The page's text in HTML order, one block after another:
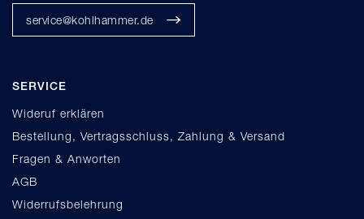
service@kohlhammer.de
SERVICE
Wideruf erklären
Bestellung, Vertragsschluss, Zahlung & Versand
Fragen & Anworten
AGB
Widerrufsbelehrung